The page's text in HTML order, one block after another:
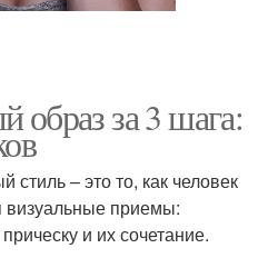
образ за 3 шага:
– это то, как человек
визуальные приемы:
и их сочетание.